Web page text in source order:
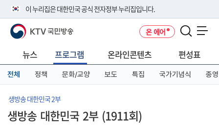
이 누리집은 대한민국 공식 전자정부 누리집입니다.
공식 누리집 주소 확인하기
니다.
이밖에 or.kr 또는 .kr등 다른 도메인 주소를 사용하고 있다면 아래 URL에
서 도메인 주소를 확인해 보세요
KTV 국민방송 온 에어
뉴스 프로그램 온라인콘텐츠 편성표
전체 정책 문화/교양 보도 특집 국가기념식 종영
생방송 대한민국 2부
생방송 대한민국 2부 (1911회)